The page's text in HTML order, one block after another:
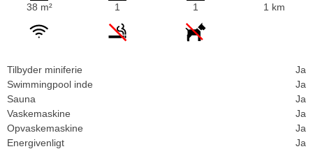
38 m² 1 1 1 km
Tilbyder miniferie
Ja
Swimmingpool inde
Ja
Sauna
Ja
Vaskemaskine
Ja
Opvaskemaskine
Ja
Energivenligt
Ja